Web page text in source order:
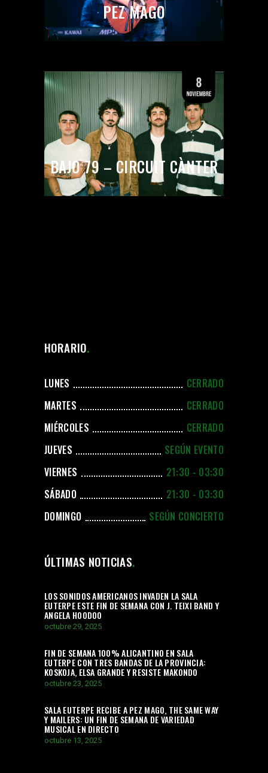
PEZ MAGO
BAJO 79 – CIRCUIT CÀNTER
HORARIO
LUNES
CERRADO
MARTES
CERRADO
MIÉRCOLES
CERRADO
JUEVES
SEGÚN EVENTO
VIERNES
21:30 - 03:30
SÁBADO
21:30 - 03:30
DOMINGO
SEGÚN CONCIERTO
ÚLTIMAS NOTICIAS
LOS SONIDOS AMERICANOS INVADEN LA SALA
EUTERPE ESTE FIN DE SEMANA CON J. TEIXI BAND Y
ANGELA HOODOO
octubre 29, 2025
FIN DE SEMANA 100% ALICANTINO EN SALA
EUTERPE CON TRES BANDAS DE LA PROVINCIA:
KOSKOJA, ELSA GRANDE Y RESISTE MAKONDO
octubre 23, 2025
SALA EUTERPE RECIBE A PEZ MAGO, THE SAME WAY
Y MAILERS: UN FIN DE SEMANA DE VARIEDAD
MUSICAL EN DIRECTO
octubre 13, 2025